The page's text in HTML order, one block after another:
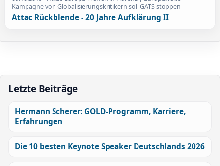
Kampagne von Globalisierungskritikern soll GATS stoppen
Attac Rückblende - 20 Jahre Aufklärung II
Letzte Beiträge
Hermann Scherer: GOLD-Programm, Karriere,
Erfahrungen
Die 10 besten Keynote Speaker Deutschlands 2026